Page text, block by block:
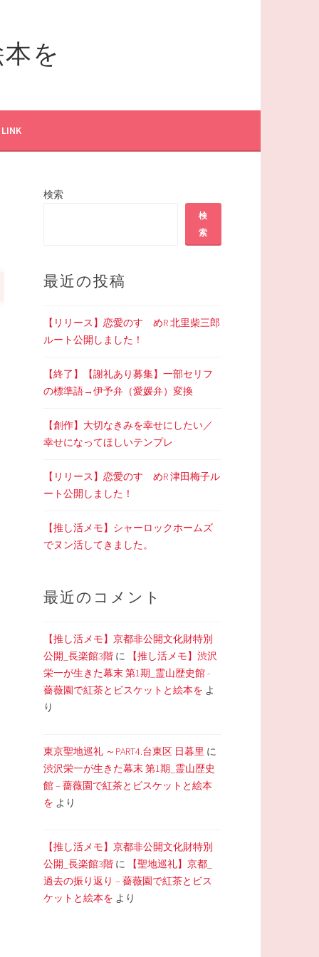
を
LINK
検索
検
索
最近の投稿
【リリース】恋愛のすゝめR 北里柴三郎
ルート公開しました！
【終了】【謝礼あり募集】一部セリフ
の標準語→伊予弁（愛媛弁）変換
【創作】大切なきみを幸せにしたい／
幸せになってほしいテンプレ
【リリース】恋愛のすゝめR 津田梅子ル
ート公開しました！
【推し活メモ】シャーロックホームズ
でヌン活してきました。
最近のコメント
【推し活メモ】京都非公開文化財特別
公開_長楽館3階 に
【推し活メモ】渋沢
栄一が生きた幕末 第1期_霊山歴史館 -
薔薇園で紅茶とビスケットと絵本を よ
り
東京聖地巡礼 ～PART4.台東区 日暮里 に
渋沢栄一が生きた幕末 第1期_霊山歴史
館 – 薔薇園で紅茶とビスケットと絵本
を より
【推し活メモ】京都非公開文化財特別
公開_長楽館3階 に
【聖地巡礼】京都_
過去の振り返り – 薔薇園で紅茶とビス
ケットと絵本を より